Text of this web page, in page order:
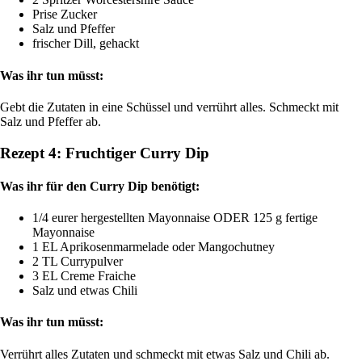
Prise Zucker
Salz und Pfeffer
frischer Dill, gehackt
Was ihr tun müsst:
Gebt die Zutaten in eine Schüssel und verrührt alles. Schmeckt mit
Salz und Pfeffer ab.
Rezept 4: Fruchtiger Curry Dip
Was ihr für den Curry Dip benötigt:
1/4 eurer hergestellten Mayonnaise ODER 125 g fertige
Mayonnaise
1 EL Aprikosenmarmelade oder Mangochutney
2 TL Currypulver
3 EL Creme Fraiche
Salz und etwas Chili
Was ihr tun müsst:
Verrührt alles Zutaten und schmeckt mit etwas Salz und Chili ab.